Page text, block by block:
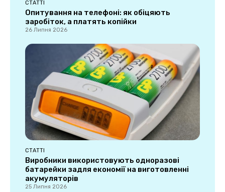
СТАТТІ
Опитування на телефоні: як обіцяють
заробіток, а платять копійки
26 Липня 2026
СТАТТІ
Виробники використовують одноразові
батарейки задля економії на виготовленні
акумуляторів
25 Липня 2026